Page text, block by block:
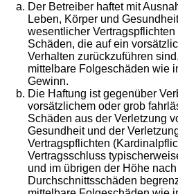
Der Betreiber haftet mit
Leben, Körper und
wesentlicher
Schäden, die auf ein
Verhalten zurückzuführen
mittelbare Folgeschäden wie
Gewinn.
Die Haftung ist gegenüber
vorsätzlichem oder grob
Schäden aus der Verletzung
Gesundheit und der
Vertragspflichten
Vertragsschluss
und im übrigen der Höhe
Durchschnittsschäden